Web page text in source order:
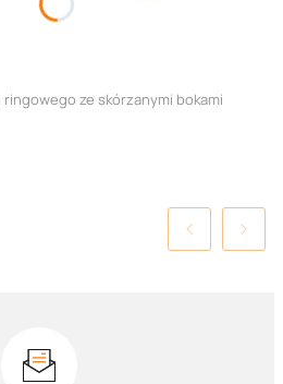
ringowego ze skórzanymi bokami